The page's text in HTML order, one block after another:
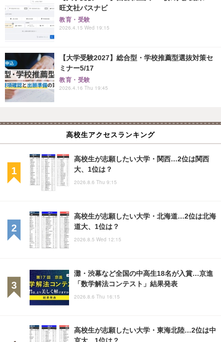
旺文社パスナビ
教育・受験
2026.4.15 Wed 19:15
【大学受験2027】総合型・学校推薦型選抜対策セ
ミナー5/17
教育・受験
2026.4.16 Thu 19:45
高校生アクセスランキング
高校生が志願したい大学・関西…2位は関西
大、1位は？
2026.8.6 Thu 9:15
高校生が志願したい大学・北海道…2位は北海
道大、1位は？
2026.8.5 Wed 12:15
灘・渋幕など全国の中高生18名が入賞…京進
「数学解法コンテスト」結果発表
2026.8.6 Thu 16:15
高校生が志願したい大学・東海北陸…2位は中